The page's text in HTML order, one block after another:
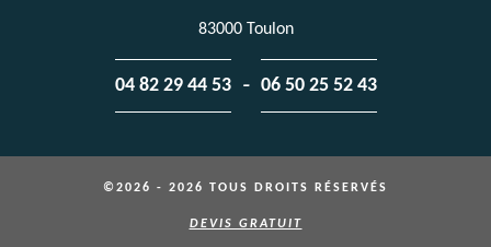
83000 Toulon
04 82 29 44 53 - 06 50 25 52 43
©2026 - 2026 TOUS DROITS RÉSERVÉS
DEVIS GRATUIT